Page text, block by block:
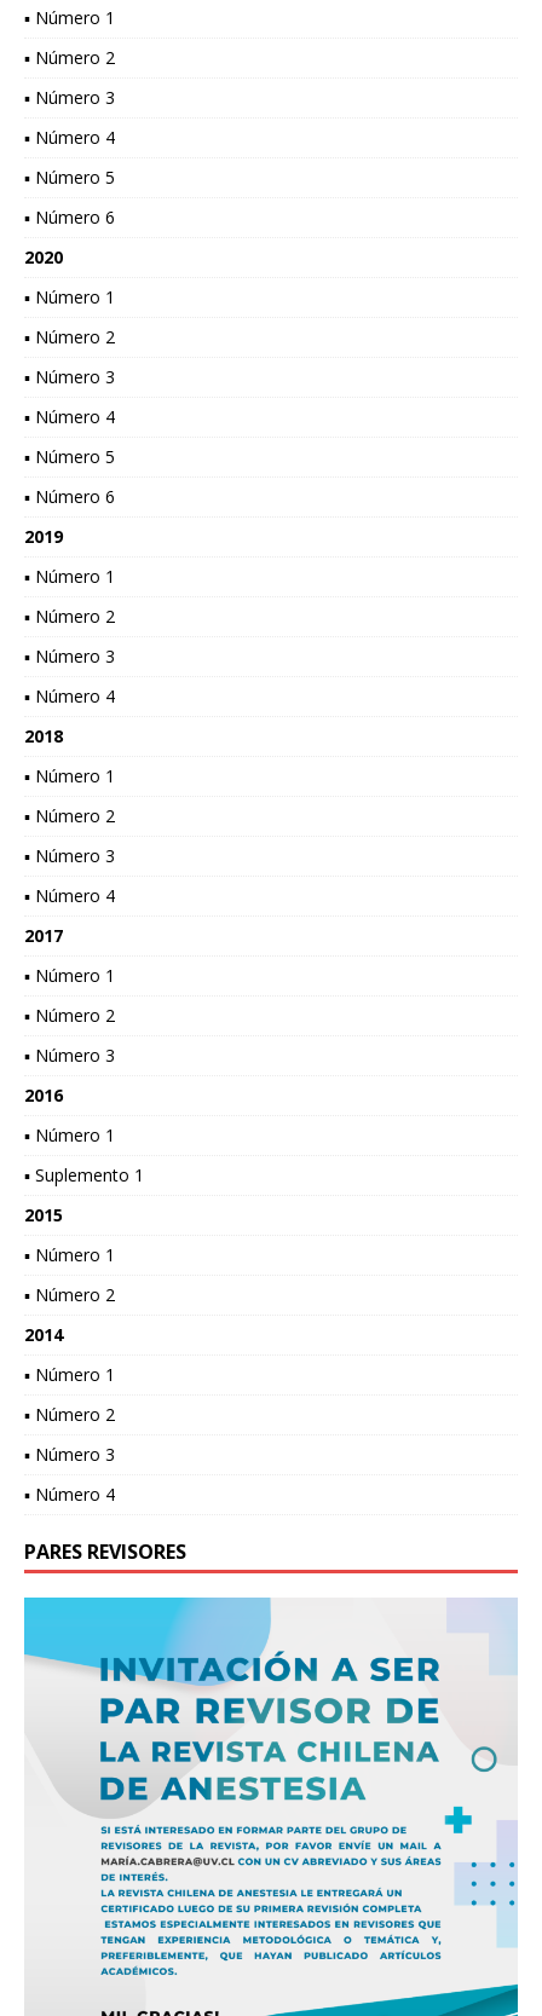
▪ Número 1
▪ Número 2
▪ Número 3
▪ Número 4
▪ Número 5
▪ Número 6
2020
▪ Número 1
▪ Número 2
▪ Número 3
▪ Número 4
▪ Número 5
▪ Número 6
2019
▪ Número 1
▪ Número 2
▪ Número 3
▪ Número 4
2018
▪ Número 1
▪ Número 2
▪ Número 3
▪ Número 4
2017
▪ Número 1
▪ Número 2
▪ Número 3
2016
▪ Número 1
▪ Suplemento 1
2015
▪ Número 1
▪ Número 2
2014
▪ Número 1
▪ Número 2
▪ Número 3
▪ Número 4
PARES REVISORES